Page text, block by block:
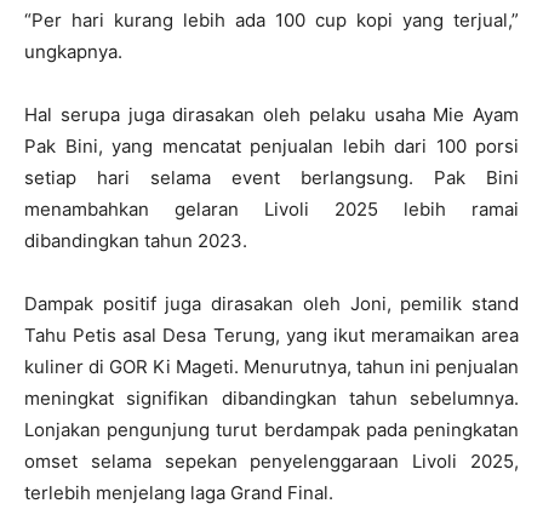
“Per hari kurang lebih ada 100 cup kopi yang terjual,”
ungkapnya.
Hal serupa juga dirasakan oleh pelaku usaha Mie Ayam
Pak Bini, yang mencatat penjualan lebih dari 100 porsi
setiap hari selama event berlangsung. Pak Bini
menambahkan gelaran Livoli 2025 lebih ramai
dibandingkan tahun 2023.
Dampak positif juga dirasakan oleh Joni, pemilik stand
Tahu Petis asal Desa Terung, yang ikut meramaikan area
kuliner di GOR Ki Mageti. Menurutnya, tahun ini penjualan
meningkat signifikan dibandingkan tahun sebelumnya.
Lonjakan pengunjung turut berdampak pada peningkatan
omset selama sepekan penyelenggaraan Livoli 2025,
terlebih menjelang laga Grand Final.